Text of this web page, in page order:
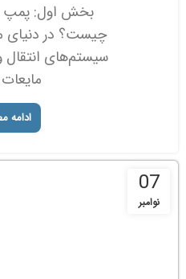
بخش اول: پمپ
چیست؟ در دنیای
سیستم‌های انتقال
ادامه
07
نوامبر